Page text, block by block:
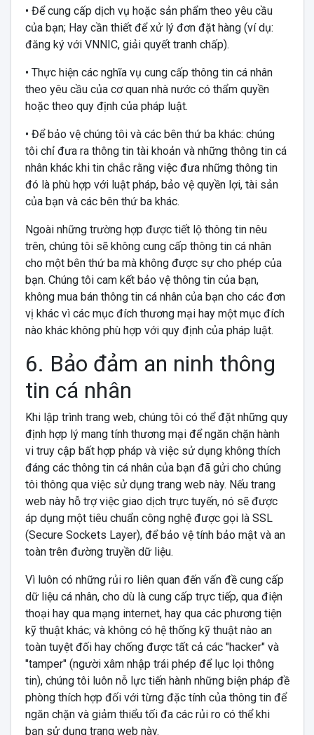
• Để cung cấp dịch vụ hoặc sản phẩm theo yêu cầu
của bạn; Hay cần thiết để xử lý đơn đặt hàng (ví dụ:
đăng ký với VNNIC, giải quyết tranh chấp).
• Thực hiện các nghĩa vụ cung cấp thông tin cá nhân
theo yêu cầu của cơ quan nhà nước có thẩm quyền
hoặc theo quy định của pháp luật.
• Để bảo vệ chúng tôi và các bên thứ ba khác: chúng
tôi chỉ đưa ra thông tin tài khoản và những thông tin cá
nhân khác khi tin chắc rằng việc đưa những thông tin
đó là phù hợp với luật pháp, bảo vệ quyền lợi, tài sản
của bạn và các bên thứ ba khác.
Ngoài những trường hợp được tiết lộ thông tin nêu
trên, chúng tôi sẽ không cung cấp thông tin cá nhân
cho một bên thứ ba mà không được sự cho phép của
bạn. Chúng tôi cam kết bảo vệ thông tin của bạn,
không mua bán thông tin cá nhân của bạn cho các đơn
vị khác vì các mục đích thương mại hay một mục đích
nào khác không phù hợp với quy định của pháp luật.
6. Bảo đảm an ninh thông
tin cá nhân
Khi lập trình trang web, chúng tôi có thể đặt những quy
định hợp lý mang tính thương mại để ngăn chặn hành
vi truy cập bất hợp pháp và việc sử dụng không thích
đáng các thông tin cá nhân của bạn đã gửi cho chúng
tôi thông qua việc sử dụng trang web này. Nếu trang
web này hỗ trợ việc giao dịch trực tuyến, nó sẽ được
áp dụng một tiêu chuẩn công nghệ được gọi là SSL
(Secure Sockets Layer), để bảo vệ tính bảo mật và an
toàn trên đường truyền dữ liệu.
Vì luôn có những rủi ro liên quan đến vấn đề cung cấp
dữ liệu cá nhân, cho dù là cung cấp trực tiếp, qua điện
thoại hay qua mạng internet, hay qua các phương tiện
kỹ thuật khác; và không có hệ thống kỹ thuật nào an
toàn tuyệt đối hay chống được tất cả các "hacker" và
"tamper" (người xâm nhập trái phép để lục lọi thông
tin), chúng tôi luôn nỗ lực tiến hành những biện pháp đề
phòng thích hợp đối với từng đặc tính của thông tin để
ngăn chặn và giảm thiểu tối đa các rủi ro có thể khi
bạn sử dụng trang web này.